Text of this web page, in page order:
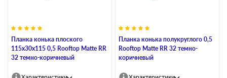
Планка конька плоского
115х30х115 0,5 Rooftop Matte RR
32 темно-коричневый
Планка конька полукруглого 0,5
Rooftop Matte RR 32 темно-
коричневый